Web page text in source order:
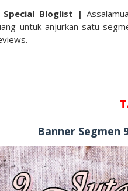
Special Bloglist |
untuk anjurkan satu
Banner Segmen